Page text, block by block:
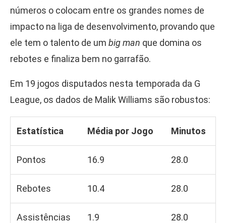
números o colocam entre os grandes nomes de
impacto na liga de desenvolvimento, provando que
ele tem o talento de um big man que domina os
rebotes e finaliza bem no garrafão.
Em 19 jogos disputados nesta temporada da G
League, os dados de Malik Williams são robustos:
Estatística Média por Jogo Minutos
Pontos 16.9 28.0
Rebotes 10.4 28.0
Assistências 1.9 28.0